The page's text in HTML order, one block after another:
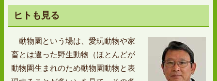
ヒトも見る
動物園という場は、愛玩動物や家
畜とは違った野生動物（ほとんどが
動物園生まれのため動物園動物と表